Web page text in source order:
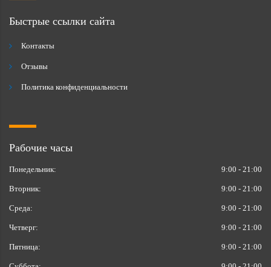
Быстрые ссылки сайта
Контакты
Отзывы
Политика конфиденциальности
Рабочие часы
Понедельник: 9:00 - 21:00
Вторник: 9:00 - 21:00
Среда: 9:00 - 21:00
Четверг: 9:00 - 21:00
Пятница: 9:00 - 21:00